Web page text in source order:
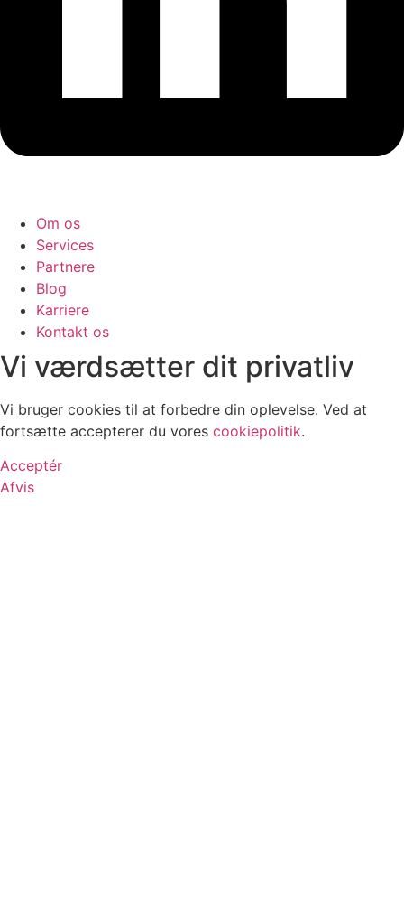
Om os
Services
Partnere
Blog
Karriere
Kontakt os
Vi værdsætter dit privatliv
Vi bruger cookies til at forbedre din oplevelse. Ved at
fortsætte accepterer du vores cookiepolitik.
Acceptér
Afvis